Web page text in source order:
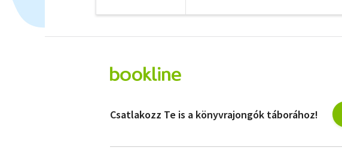
Csatlakozz Te is a könyvrajongók táborához!